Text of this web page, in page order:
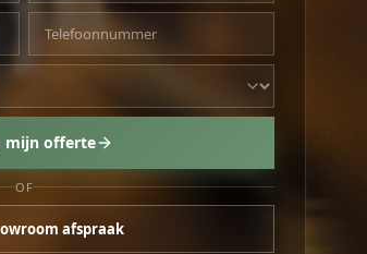
mijn offerte
OF
afspraak